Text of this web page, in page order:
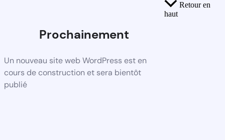
Prochainement
Un nouveau site web WordPress est en
cours de construction et sera bientôt
publié
Retour en
haut